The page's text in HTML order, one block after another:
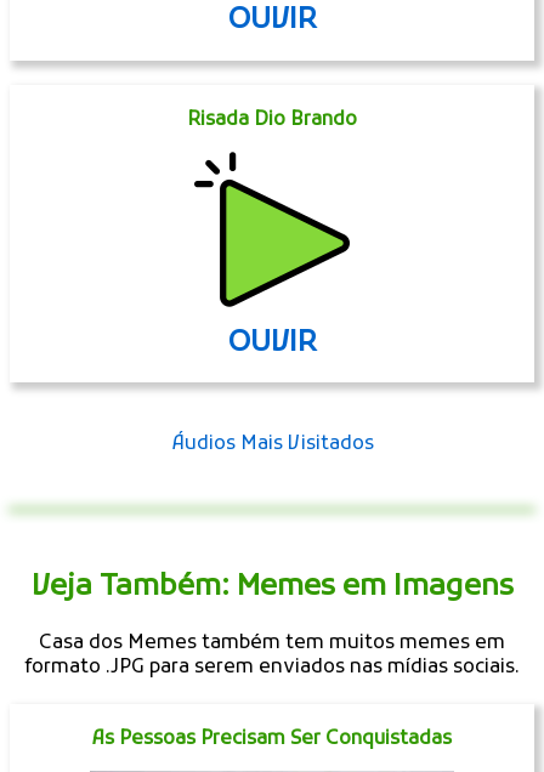
OUVIR
Risada Dio Brando
OUVIR
Áudios Mais Visitados
Veja Também: Memes em Imagens
Casa dos Memes também tem muitos memes em
formato .JPG para serem enviados nas mídias sociais.
As Pessoas Precisam Ser Conquistadas